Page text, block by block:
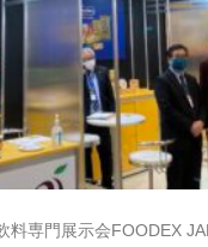
料専門展示会FOODEX